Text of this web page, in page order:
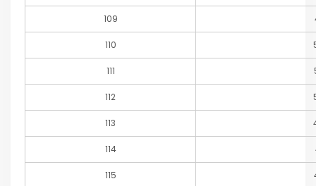
109
110
111
112
113
114
115